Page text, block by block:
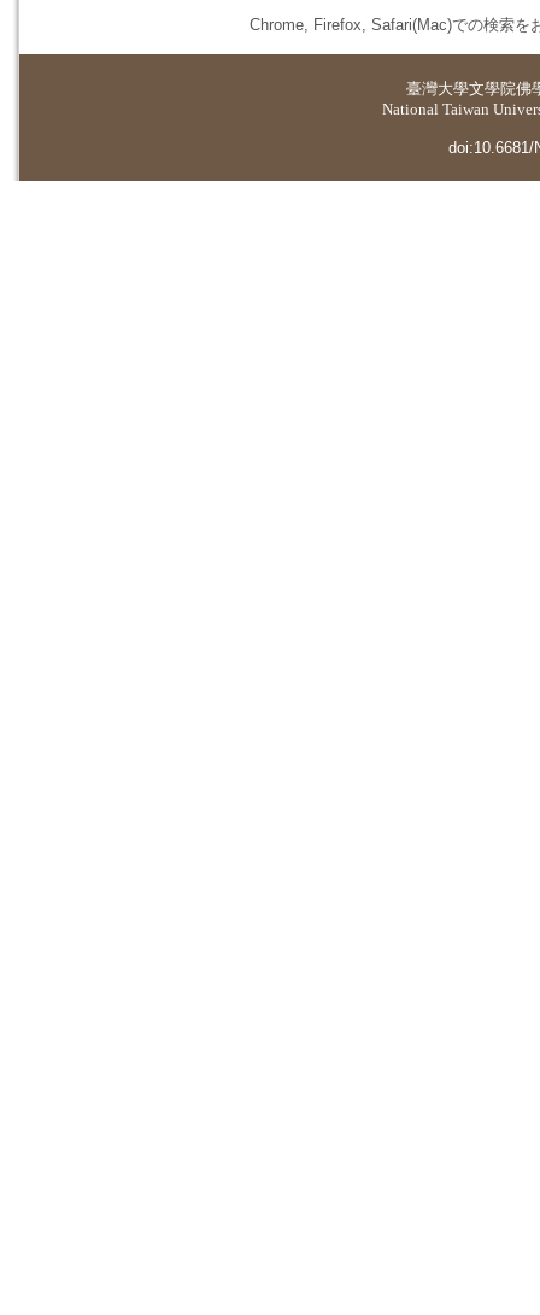
Chrome, Firefox, Safari(Mac)での検索を
臺灣大學文學院佛
National Taiwan
doi:10.6681/